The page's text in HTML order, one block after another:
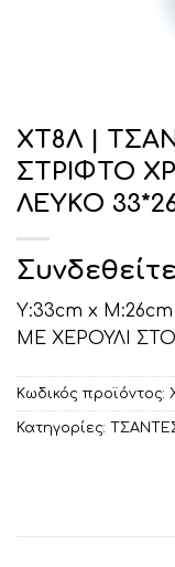
ΧΤ8Λ |
ΣΤΡΙΦΤΟ
ΛΕΥΚΟ
Υ:33cm x
ΜΕ ΧΕΡΟΥΛΙ
Κωδικός προϊόντος:
Κατηγορίες: